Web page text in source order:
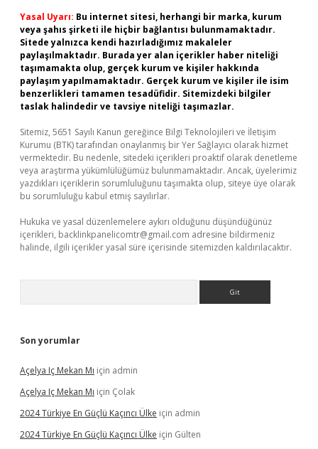
Yasal Uyarı: Bu internet sitesi, herhangi bir marka, kurum
veya şahıs şirketi ile hiçbir bağlantısı bulunmamaktadır.
Sitede yalnızca kendi hazırladığımız makaleler
paylaşılmaktadır. Burada yer alan içerikler haber niteliği
taşımamakta olup, gerçek kurum ve kişiler hakkında
paylaşım yapılmamaktadır. Gerçek kurum ve kişiler ile isim
benzerlikleri tamamen tesadüfidir. Sitemizdeki bilgiler
taslak halindedir ve tavsiye niteliği taşımazlar.
Sitemiz, 5651 Sayılı Kanun gereğince Bilgi Teknolojileri ve İletişim
Kurumu (BTK) tarafından onaylanmış bir Yer Sağlayıcı olarak hizmet
vermektedir. Bu nedenle, sitedeki içerikleri proaktif olarak denetleme
veya araştırma yükümlülüğümüz bulunmamaktadır. Ancak, üyelerimiz
yazdıkları içeriklerin sorumluluğunu taşımakta olup, siteye üye olarak
bu sorumluluğu kabul etmiş sayılırlar.
Hukuka ve yasal düzenlemelere aykırı olduğunu düşündüğünüz
içerikleri, backlinkpanelicomtr@gmail.com adresine bildirmeniz
halinde, ilgili içerikler yasal süre içerisinde sitemizden kaldırılacaktır.
Son yorumlar
Açelya Iç Mekan Mı için admin
Açelya Iç Mekan Mı için Çolak
2024 Türkiye En Güçlü Kaçıncı Ülke için admin
2024 Türkiye En Güçlü Kaçıncı Ülke için Gülten